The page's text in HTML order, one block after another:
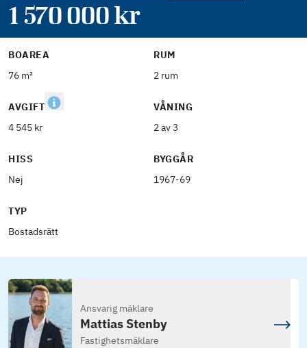
1 570 000kr
BOAREA
76 m²
RUM
2 rum
AVGIFT
4 545 kr
VÅNING
2 av 3
HISS
Nej
BYGGÅR
1967-69
TYP
Bostadsrätt
Ansvarig mäklare
Mattias Stenby
Fastighetsmäklare